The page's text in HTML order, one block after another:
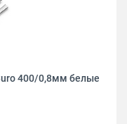
400/0,8мм белые